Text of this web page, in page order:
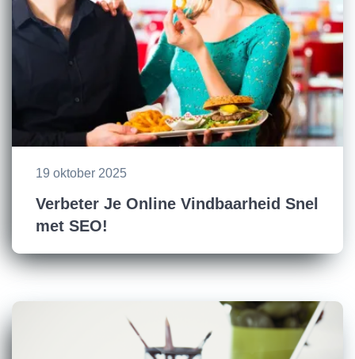
19 oktober 2025
Verbeter Je Online Vindbaarheid Snel
met SEO!